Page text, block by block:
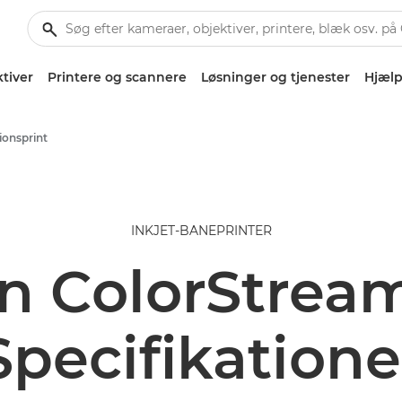
Printere og scannere Løsninger og tjenester
INKJET-BANEPRINTER